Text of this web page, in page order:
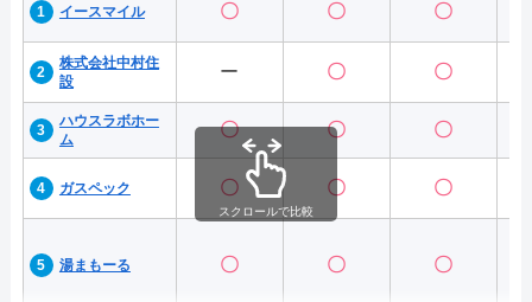
イースマイル 〇 〇 〇
株式会社中村住
設
ー 〇 〇
ハウスラボホー
ム
〇 〇 〇
ガスペック 〇 〇 〇
湯まもーる 〇 〇 〇
スクロールで比較